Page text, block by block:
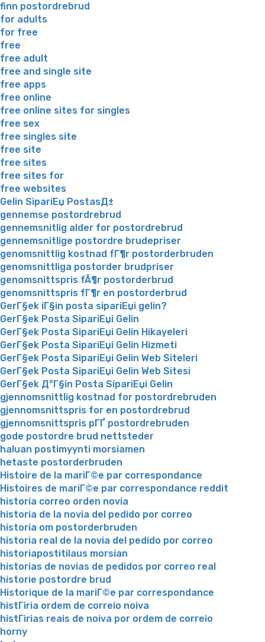
finn postordrebrud
for adults
for free
free
free adult
free and single site
free apps
free online
free online sites for singles
free sex
free singles site
free site
free sites
free sites for
free websites
Gelin SipariЕџ PostasД±
gennemse postordrebrud
gennemsnitlig alder for postordrebrud
gennemsnitlige postordre brudepriser
genomsnittlig kostnad fГ¶r postorderbruden
genomsnittliga postorder brudpriser
genomsnittspris fÃ¶r postorderbrud
genomsnittspris fГ¶r en postorderbrud
GerГ§ek iГ§in posta sipariЕџi gelin?
GerГ§ek Posta SipariЕџi Gelin
GerГ§ek Posta SipariЕџi Gelin Hikayeleri
GerГ§ek Posta SipariЕџi Gelin Hizmeti
GerГ§ek Posta SipariЕџi Gelin Web Siteleri
GerГ§ek Posta SipariЕџi Gelin Web Sitesi
GerГ§ek Д°Г§in Posta SipariЕџi Gelin
gjennomsnittlig kostnad for postordrebruden
gjennomsnittspris for en postordrebrud
gjennomsnittspris pГҐ postordrebruden
gode postordre brud nettsteder
haluan postimyynti morsiamen
hetaste postorderbruden
Histoire de la mariГ©e par correspondance
Histoires de mariГ©e par correspondance reddit
historia correo orden novia
historia de la novia del pedido por correo
historia om postorderbruden
historia real de la novia del pedido por correo
historiapostitilaus morsian
historias de novias de pedidos por correo real
historie postordre brud
Historique de la mariГ©e par correspondance
histГіria ordem de correio noiva
histГіrias reais de noiva por ordem de correio
horny